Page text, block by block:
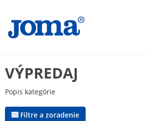
VÝPREDAJ
Popis kategórie
Filtre a zoradenie